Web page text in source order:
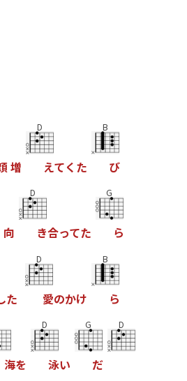
増
D
えてく た
B
び
向
D
き合ってた
G
ら
た
D
愛のかけ
B
ら
海を
D
泳い
G
だ
D